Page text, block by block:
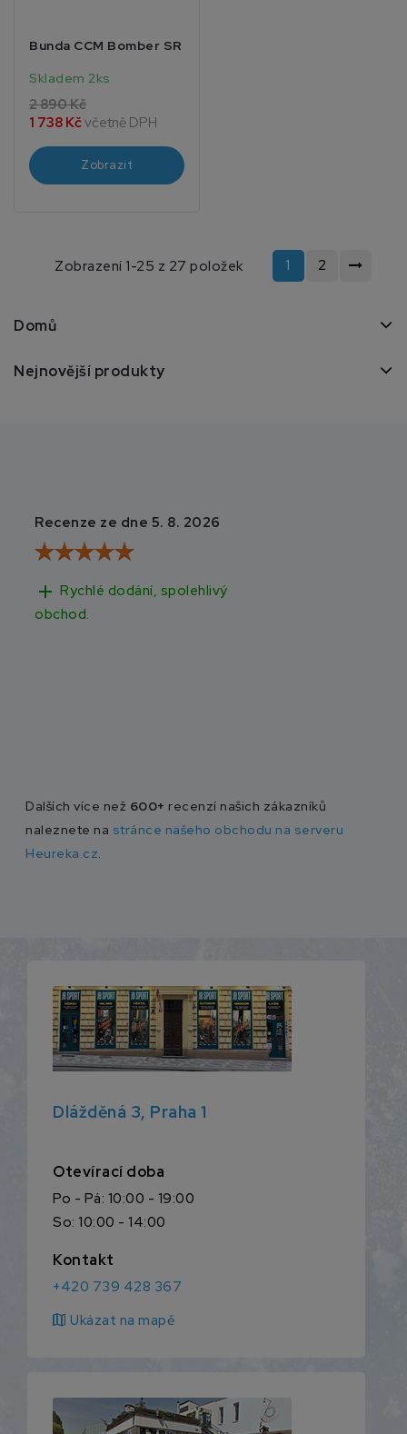
Bunda CCM Bomber SR
Skladem 2ks
2 890 Kč
1 738 Kčvčetně DPH
Zobrazit
Zobrazení 1-25 z 27 položek 1 2
Domů
Nejnovější produkty
Recenze ze dne 5. 8. 2026
add Rychlé dodání, spolehlivý
obchod.
Dalších více než 600+ recenzí našich zákazníků
naleznete na stránce našeho obchodu na serveru
Heureka.cz.
Dlážděná 3, Praha 1
Otevírací doba
Po - Pá: 10:00 - 19:00
So: 10:00 - 14:00
Kontakt
+420 739 428 367
map Ukázat na mapě